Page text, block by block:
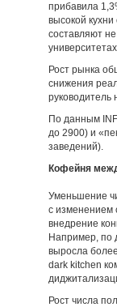
прибавила
высокой
составляют
Рост рынка
снижения
По данным
до 2900) и
заведений).
Кофейня
Уменьшение
с изменением
внедрение
Например, по
выросла
dark kitchen
Рост числа